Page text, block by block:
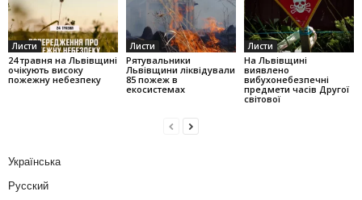
Листи
24 травня на Львівщині
очікують високу
пожежну небезпеку
Листи
Рятувальники
Львівщини ліквідували
85 пожеж в
екосистемах
Листи
На Львівщині
виявлено
вибухонебезпечні
предмети часів Другої
світової
Українська
Русский